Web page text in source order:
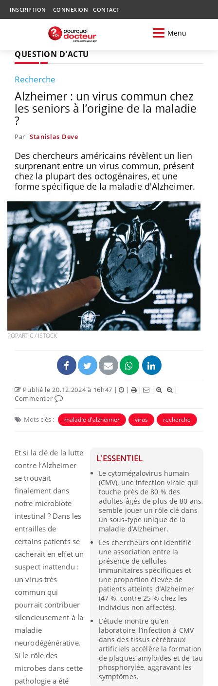
INSCRIPTION CONNEXION CONTACT
Menu
QUESTION D'ACTU
Recherche
Alzheimer : un virus commun chez
les seniors à l’origine de la maladie
?
Par Stanislas Deve
Des chercheurs américains révèlent un lien
surprenant entre un virus commun, présent
chez la plupart des octogénaires, et une
forme spécifique de la maladie d'Alzheimer.
POPARTIC / ISTOCK
Publié le 20.12.2024 à 16h47 | | | |
|
Commenter
Mots clés : maladie d'alzheimer virus recherche
L'ESSENTIEL
Le cytomégalovirus humain
(CMV), une infection virale qui
touche près de 80 % des
adultes âgés de plus de 80 ans,
semble jouer un rôle clé dans
un sous-type unique de la
maladie d’Alzheimer.
Les chercheurs ont identifié
une association entre la
présence de cellules
immunitaires spécifiques et
une proportion élevée de
patients atteints d’Alzheimer
(47 %, contre 25 % chez les
individus non affectés).
L’étude montre qu’en
laboratoire, l’infection à CMV
dans des tissus cérébraux
artificiels accélère la formation
de plaques amyloïdes et de tau
phosphorylée, aggravant les
symptômes.
Et si la clé de la lutte
contre l’Alzheimer
se trouvait
finalement dans
notre microbiote
intestinal ? Dans les
entrailles de
certains patients se
cacherait en effet un
suspect inattendu :
un virus très
commun qui
pourrait contribuer
silencieusement à la
maladie
neurodégénérative.
Si le rôle des
microbes dans cette
pathologie a été